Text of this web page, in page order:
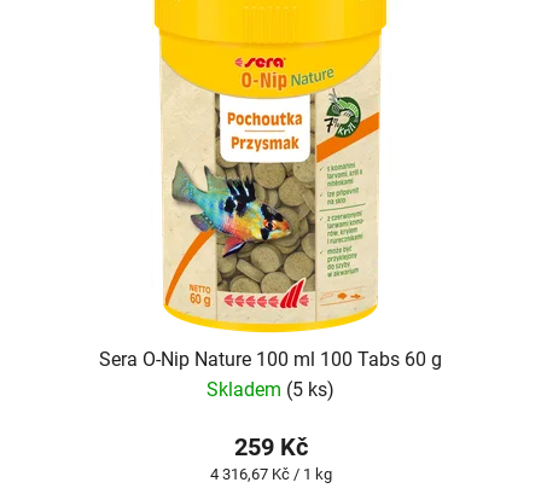
Sera O-Nip Nature 100 ml 100 Tabs 60 g
Skladem (5 ks)
259 Kč
Měrná
4 316,67 Kč / 1 kg